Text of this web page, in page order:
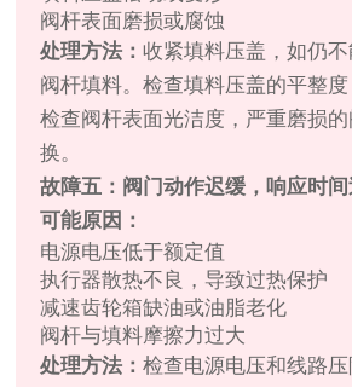
阀杆表面磨损或腐蚀
处理方法：收紧填料压盖，如仍
阀杆填料。检查填料压盖的平整度
检查阀杆表面光洁度，严重磨损
换。
故障五：阀门动作迟缓，响应时
可能原因：
电源电压低于额定值
执行器散热不良，导致过热保护
减速齿轮箱缺油或油脂老化
阀杆与填料摩擦力过大
处理方法：检查电源电压和线路